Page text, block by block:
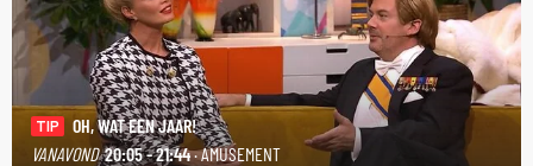
TIP
OH, WAT EEN JAAR!
VANAVOND 20:05 - 21:44· AMUSEMENT